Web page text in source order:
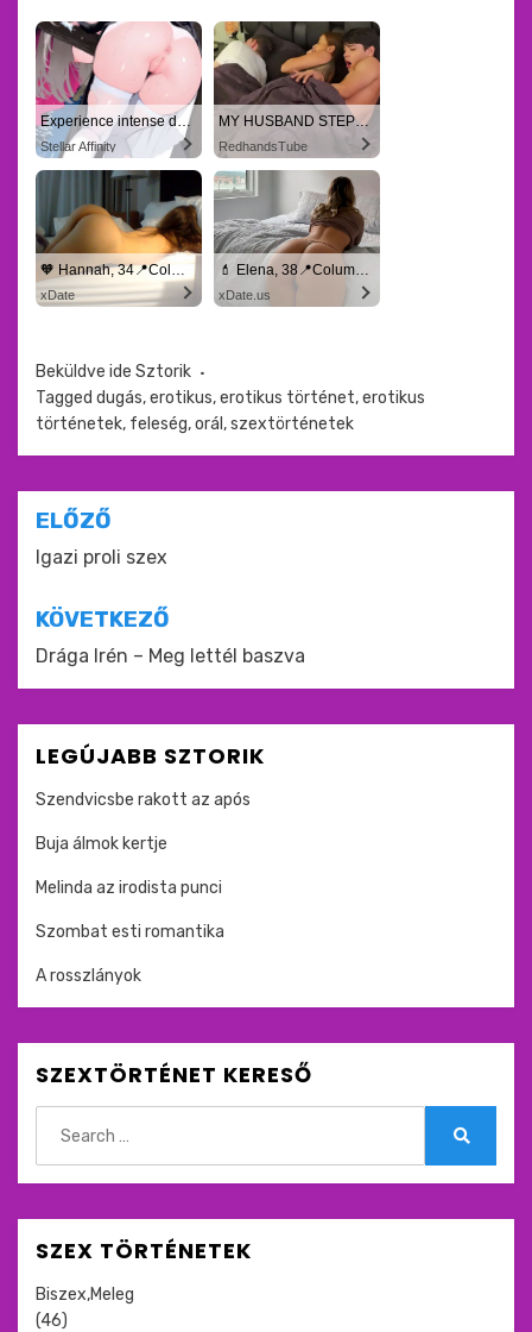
Experience intense desire for girls anytime, anywhere.
Stellar Affinity
MY HUSBAND STEPSON MISTAKENLY GIVES ME IN THE ASS
RedhandsTube
🧡 Hannah, 34📍Columbus
xDate
💄 Elena, 38📍Columbus
xDate.us
Beküldve ide Sztorik
Tagged dugás,erotikus,erotikus történet,erotikus
történetek, feleség,orál ,szextörténetek
Bejegyzés
navigáció
ELŐZŐ
Igazi proli szex
KÖVETKEZŐ
Drága Irén – Meg lettél baszva
LEGÚJABB SZTORIK
Szendvicsbe rakott az após
Buja álmok kertje
Melinda az irodista punci
Szombat esti romantika
A rosszlányok
SZEXTÖRTÉNET KERESŐ
for:
SZEX TÖRTÉNETEK
Biszex,Meleg
(46)